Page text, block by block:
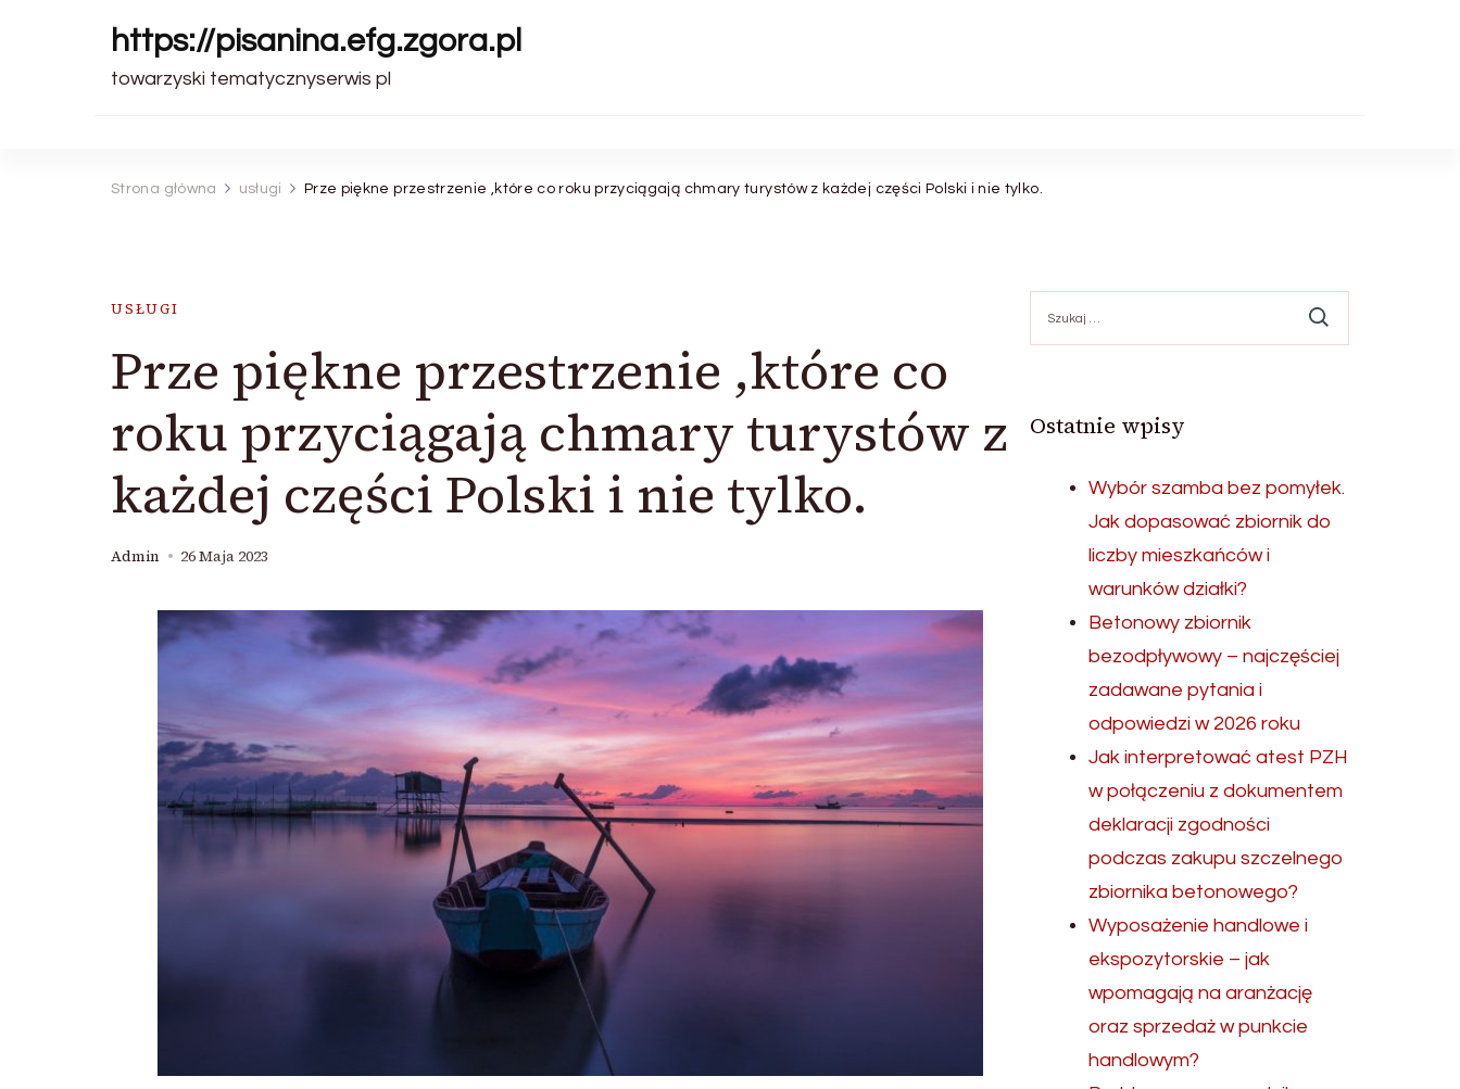
https://pisanina.efg.zgora.pl
towarzyski tematycznyserwis pl
Strona główna usługi Prze piękne przestrzenie ,które co roku przyciągają chmary turystów z każdej części Polski i nie tylko.
USŁUGI
Prze piękne przestrzenie ,które co
roku przyciągają chmary turystów z
każdej części Polski i nie tylko.
Admin 26 Maja 2023
Ostatnie wpisy
Wybór szamba bez pomyłek.
Jak dopasować zbiornik do
liczby mieszkańców i
warunków działki?
Betonowy zbiornik
bezodpływowy – najczęściej
zadawane pytania i
odpowiedzi w 2026 roku
Jak interpretować atest PZH
w połączeniu z dokumentem
deklaracji zgodności
podczas zakupu szczelnego
zbiornika betonowego?
Wyposażenie handlowe i
ekspozytorskie – jak
wpomagają na aranżację
oraz sprzedaż w punkcie
handlowym?